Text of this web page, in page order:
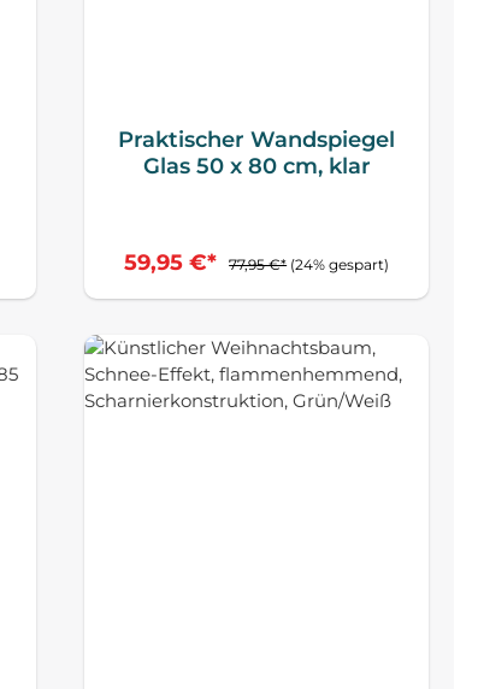
Praktischer Wandspiegel
Glas 50 x 80 cm, klar
59,95 €* 77,95 €* (24% gespart)